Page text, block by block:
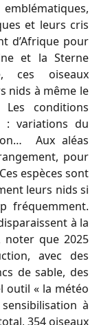
et leurs cris
d’Afrique pour
et la Sterne
ces oiseaux
nids à même le
conditions
: variations du
Aux aléas
pour
espèces sont
leurs nids si
fréquemment.
à la
noter que 2025
avec des
de sable, des
outil « la météo
à
354 oiseaux